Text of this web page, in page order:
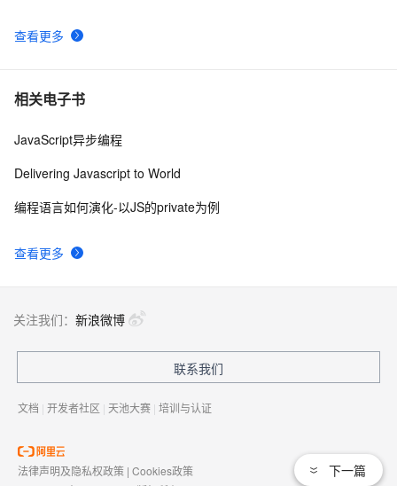
查看更多
相关电子书
查看更多
JavaScript异步编程
Delivering Javascript to World
编程语言如何演化-以JS的private为例
下一篇
关注我们： 新浪微博
联系我们
文档 | 开发者社区 | 天池大赛 | 培训与认证
法律声明及隐私权政策 | Cookies政策